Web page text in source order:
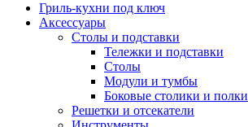
Гриль-кухни под ключ
Аксессуары
Столы и подставки
Тележки и подставки
Столы
Модули и тумбы
Боковые столики и полки
Решетки и отсекатели